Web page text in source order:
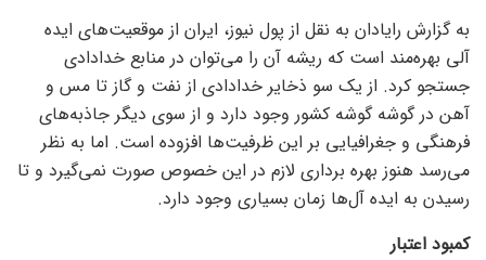
به گزارش رایادان به نقل از پول نیوز، ایران از موقعیت‌های ایده
آلی بهره‌مند است که ریشه آن را می‌توان در منابع خدادادی
جستجو کرد. از یک سو ذخایر خدادادی از نفت و گاز تا مس و
آهن در گوشه گوشه کشور وجود دارد و از سوی دیگر جاذبه‌های
فرهنگی و جغرافیایی بر این ظرفیت‌ها افزوده است. اما به نظر
می‌رسد هنوز بهره برداری لازم در این خصوص صورت نمی‌گیرد و تا
رسیدن به ایده آل‌ها زمان بسیاری وجود دارد.
کمبود اعتبار